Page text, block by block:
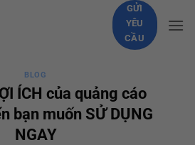
GỬI
YÊU
CẦU
BLOG
ÍCH của quảng cáo
bạn muốn SỬ DỤNG
NGAY